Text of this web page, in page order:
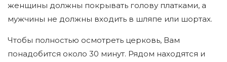
женщины должны покрывать голову платками, а
мужчины не должны входить в шляпе или шортах.
Чтобы полностью осмотреть церковь, Вам
понадобится около 30 минут. Рядом находятся и